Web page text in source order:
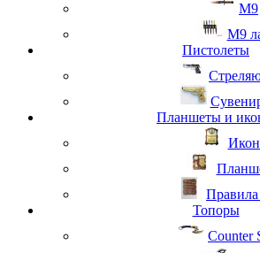
М9
M9
Пистолеты
Планшеты и
Топоры
Counter